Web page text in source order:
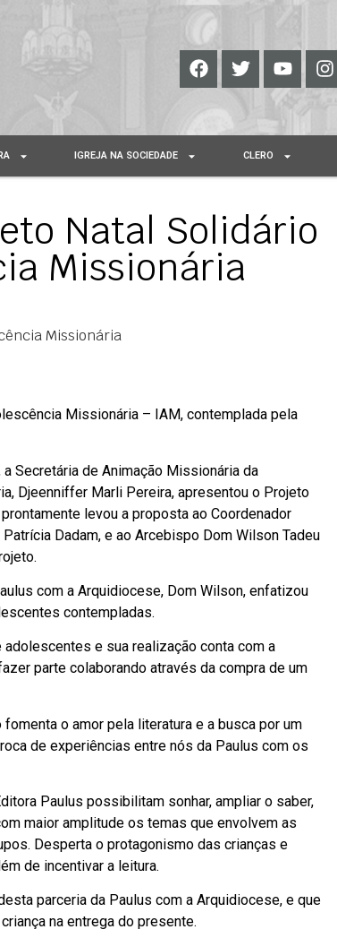
IGREJA NA SOCIEDADE CLERO
Natal Solidário
Missionária
Missionária
Missionária – IAM, contemplada pela
Secretária de Animação Missionária da
Djeenniffer Marli Pereira, apresentou o Projeto
levou a proposta ao Coordenador
Dadam, e ao Arcebispo Dom Wilson Tadeu
com a Arquidiocese, Dom Wilson, enfatizou
contempladas.
e sua realização conta com a
parte colaborando através da compra de um
o amor pela literatura e a busca por um
de experiências entre nós da Paulus com os
Paulus possibilitam sonhar, ampliar o saber,
maior amplitude os temas que envolvem as
Desperta o protagonismo das crianças e
de incentivar a leitura.
parceria da Paulus com a Arquidiocese, e que
na entrega do presente.